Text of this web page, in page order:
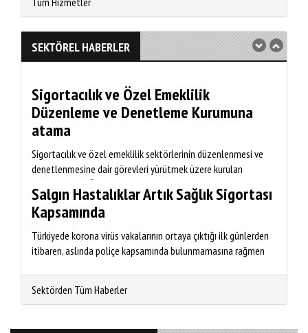
SEKTÖREL HABERLER
Sigortacılık ve Özel Emeklilik
Düzenleme ve Denetleme Kurumuna
atama
Sigortacılık ve özel emeklilik sektörlerinin düzenlenmesi ve
denetlenmesine dair görevleri yürütmek üzere kurulan
Sigortacılık ve Özel Emeklilik Düzen
Salgın Hastalıklar Artık Sağlık Sigortası
Kapsamında
Türkiyede korona virüs vakalarının ortaya çıktığı ilk günlerden
itibaren, aslında poliçe kapsamında bulunmamasına rağmen
Sektörden Tüm Haberler